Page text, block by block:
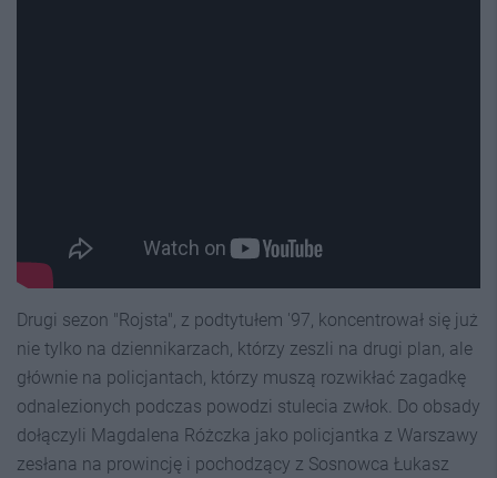
Drugi sezon "Rojsta", z podtytułem '97, koncentrował się już
nie tylko na dziennikarzach, którzy zeszli na drugi plan, ale
głównie na policjantach, którzy muszą rozwikłać zagadkę
odnalezionych podczas powodzi stulecia zwłok. Do obsady
dołączyli Magdalena Różczka jako policjantka z Warszawy
zesłana na prowincję i pochodzący z Sosnowca Łukasz